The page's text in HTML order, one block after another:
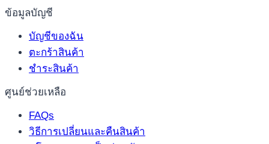
ข้อมูลบัญชี
บัญชีของฉัน
ตะกร้าสินค้า
ชำระสินค้า
ศูนย์ช่วยเหลือ
FAQs
วิธีการเปลี่ยนและคืนสินค้า